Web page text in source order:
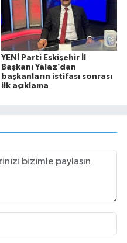
YENİ Parti Eskişehir İl
Başkanı Yalaz’dan
başkanların istifası sonrası
ilk açıklama